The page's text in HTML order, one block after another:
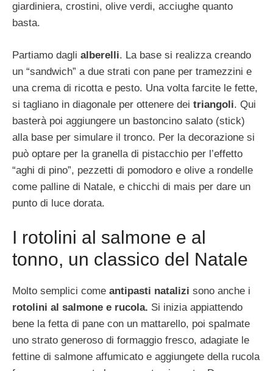
giardiniera, crostini, olive verdi, acciughe quanto
basta.
Partiamo dagli alberelli. La base si realizza creando
un “sandwich” a due strati con pane per tramezzini e
una crema di ricotta e pesto. Una volta farcite le fette,
si tagliano in diagonale per ottenere dei triangoli. Qui
basterà poi aggiungere un bastoncino salato (stick)
alla base per simulare il tronco. Per la decorazione si
può optare per la granella di pistacchio per l’effetto
“aghi di pino”, pezzetti di pomodoro e olive a rondelle
come palline di Natale, e chicchi di mais per dare un
punto di luce dorata.
I rotolini al salmone e al
tonno, un classico del Natale
Molto semplici come antipasti natalizi sono anche i
rotolini al salmone e rucola. Si inizia appiattendo
bene la fetta di pane con un mattarello, poi spalmate
uno strato generoso di formaggio fresco, adagiate le
fettine di salmone affumicato e aggiungete della rucola